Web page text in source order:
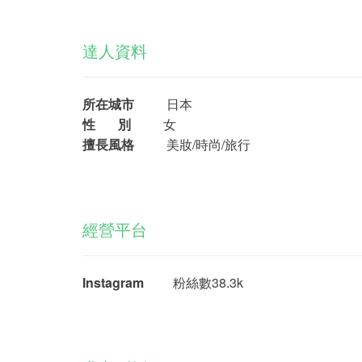
達人資料
所在城市 日本
性 別 女
擅長風格
美妝/時尚/旅行
經營平台
Instagram 粉絲數38.3k